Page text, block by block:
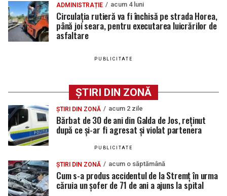
ADMINISTRAȚIE acum 4 luni
Circulația rutieră va fi închisă pe strada Horea,
până joi seara, pentru executarea luicrărilor de
asfaltare
PUBLICITATE
ȘTIRI DIN ZONĂ
ȘTIRI DIN ZONĂ acum 2 zile
Bărbat de 30 de ani din Galda de Jos, reținut
după ce și-ar fi agresat și violat partenera
PUBLICITATE
ȘTIRI DIN ZONĂ acum o săptămână
Cum s-a produs accidentul de la Stremț în urma
căruia un șofer de 71 de ani a ajuns la spital